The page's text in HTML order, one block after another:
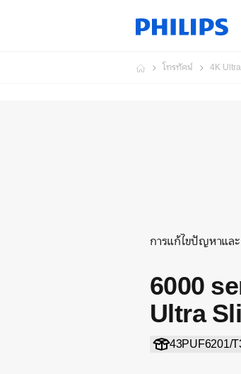
โทรทัศน์ 4K
การแก้ไขปัญหาแล
6000
Ultra
43PUF6201/